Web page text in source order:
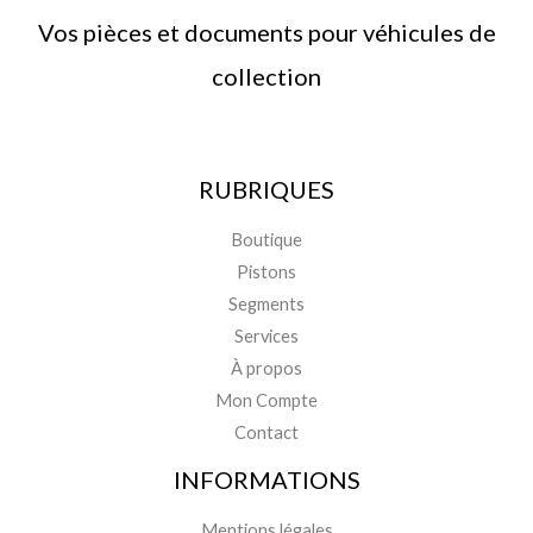
Vos pièces et documents pour véhicules de
collection
RUBRIQUES
Boutique
Pistons
Segments
Services
À propos
Mon Compte
Contact
INFORMATIONS